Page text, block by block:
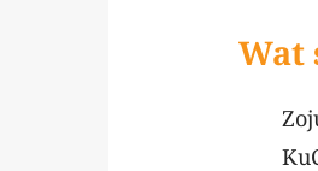
Wat